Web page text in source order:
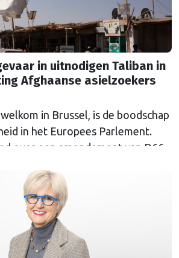
in uitnodigen Taliban in
Afghaanse asielzoekers
in Brussel, is de boodschap
in het Europees Parlement.
over een amendement van D66-
van de Europese
stemde tegen.